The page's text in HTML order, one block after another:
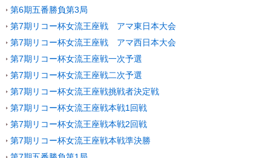
第6期五番勝負第3局
第7期リコー杯女流王座戦 アマ東日本大会
第7期リコー杯女流王座戦 アマ西日本大会
第7期リコー杯女流王座戦一次予選
第7期リコー杯女流王座戦二次予選
第7期リコー杯女流王座戦挑戦者決定戦
第7期リコー杯女流王座戦本戦1回戦
第7期リコー杯女流王座戦本戦2回戦
第7期リコー杯女流王座戦本戦準決勝